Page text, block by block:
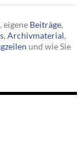
, eigene Beiträge,
, Archivmaterial,
und wie Sie